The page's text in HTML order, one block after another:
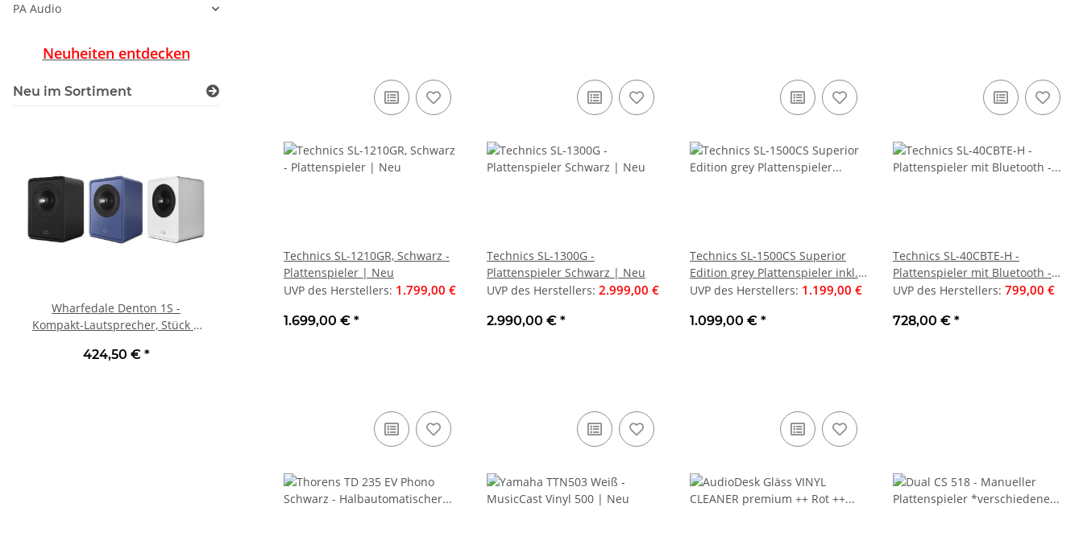
Technics SL-1210GR, Schwarz -
Plattenspieler | Neu
UVP des Herstellers: 1.799,00 €
1.699,00 € *
Technics SL-1300G -
Plattenspieler Schwarz | Neu
UVP des Herstellers: 2.999,00 €
2.990,00 € *
Technics SL-1500CS Superior
Edition grey Plattenspieler inkl.
2M Red | Auspackware, wie neu
UVP des Herstellers: 1.199,00 €
1.099,00 € *
Technics SL-40CBTE-H -
Plattenspieler mit Bluetooth -
grau | Auspackware, wie neu
UVP des Herstellers: 799,00 €
728,00 € *
PA Audio
Neuheiten entdecken
Neu im Sortiment
Wharfedale Denton 1S -
Kompakt-Lautsprecher, Stück |
424,50 € *
Standlautsprecher, Stück |
4K Ultra HD Direct LED Smart TV
Kompakt-Lautsprecher, Stück |
Standlautsprecher, Stück |